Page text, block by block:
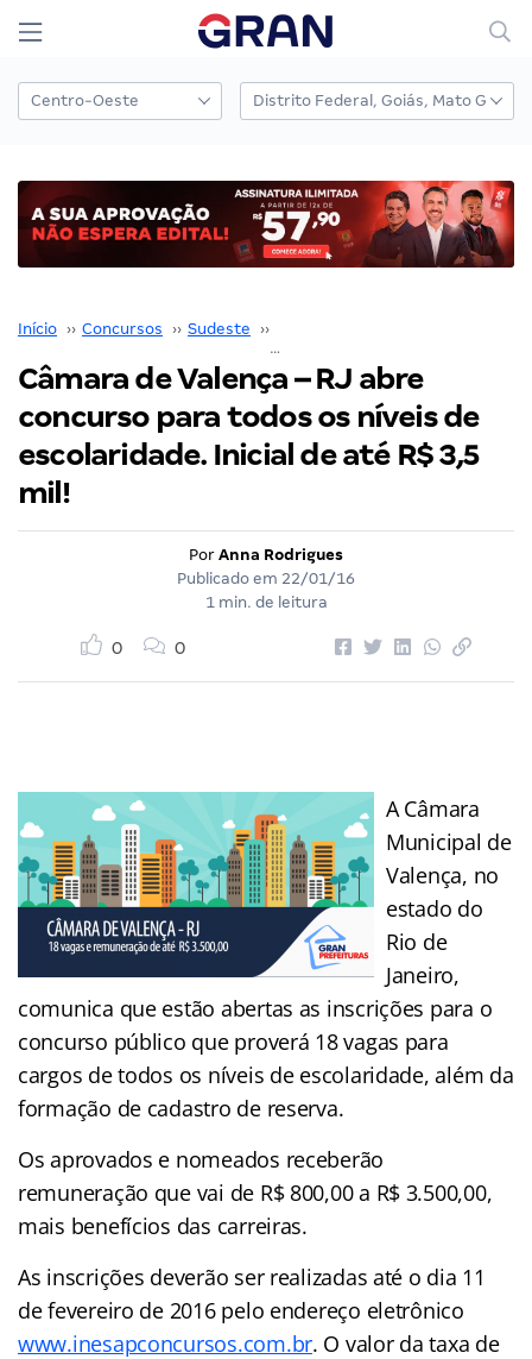
Início ›› Concursos ›› Sudeste ››
Câmara de Valença – RJ abre
concurso para todos os níveis de
escolaridade. Inicial de até R$ 3,5
mil!
Por Anna Rodrigues
Publicado em 22/01/16
1 min. de leitura
0 0
A Câmara
Municipal de
Valença, no
estado do
Rio de
Janeiro,
comunica que estão abertas as inscrições para o
concurso público que proverá 18 vagas para
cargos de todos os níveis de escolaridade, além da
formação de cadastro de reserva.
Os aprovados e nomeados receberão
remuneração que vai de R$ 800,00 a R$ 3.500,00,
mais benefícios das carreiras.
As inscrições deverão ser realizadas até o dia 11
de fevereiro de 2016 pelo endereço eletrônico
www.inesapconcursos.com.br. O valor da taxa de